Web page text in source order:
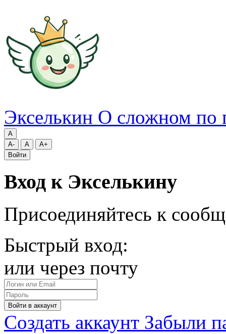
Экселькин О сложном по
A
A-
A
A+
Войти
Вход к Экселькину
Присоединяйтесь к
Быстрый вход:
или через почту
Войти в аккаунт
Создать аккаунт Забыли